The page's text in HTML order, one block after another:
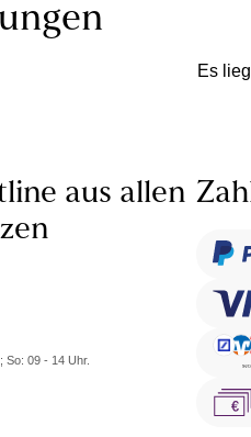
Es
aus allen
So: 09 - 14 Uhr.